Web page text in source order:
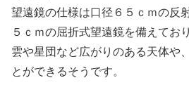
望遠鏡の仕様は口径６５ｃｍの反
５ｃｍの屈折式望遠鏡を備えてお
雲や星団など広がりのある天体や
とができるそうです。